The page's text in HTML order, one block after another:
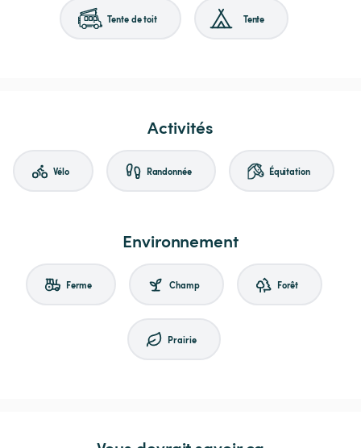
Tente de toit Tente
Activités
Vélo Randonnée Équitation
Environnement
Ferme Champ Forêt
Prairie